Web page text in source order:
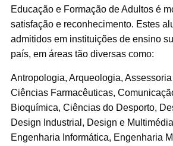
Educação e Formação de Adultos é
satisfação e reconhecimento. Estes
admitidos em instituições de ensino
país, em áreas tão diversas como:
Antropologia, Arqueologia,
Ciências Farmacêuticas,
Bioquímica, Ciências do Desporto,
Design Industrial, Design e
Engenharia Informática, Engenharia